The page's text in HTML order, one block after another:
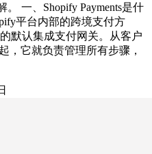
。 一、Shopify Payments是什
平台内部的跨境支付方
默认集成支付网关。从客户
，它就负责管理所有步骤，